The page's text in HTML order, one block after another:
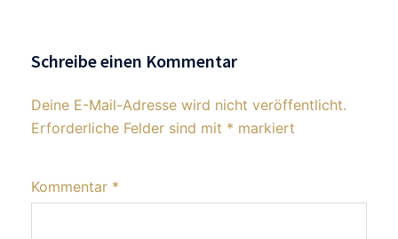
Schreibe einen Kommentar
Deine E-Mail-Adresse wird nicht veröffentlicht.
Erforderliche Felder sind mit * markiert
Kommentar *